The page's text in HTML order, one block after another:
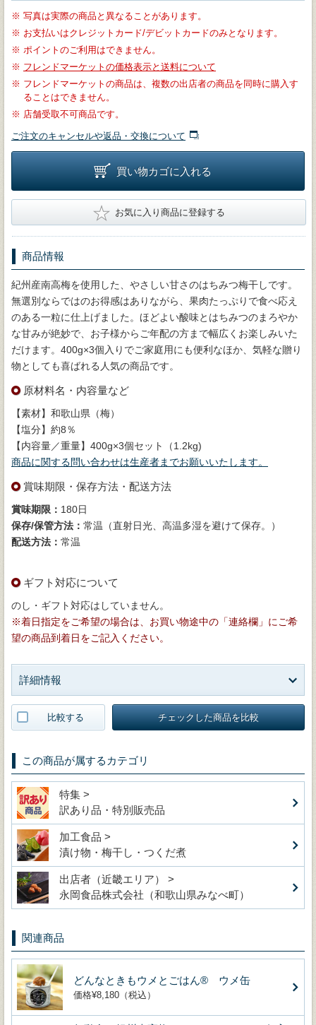
※ 写真は実際の商品と異なることがあります。
※ お支払いはクレジットカード/デビットカードのみとなります。
※ ポイントのご利用はできません。
※ フレンドマーケットの価格表示と送料について
※ フレンドマーケットの商品は、複数の出店者の商品を同時に購入す
ることはできません。
※ 店舗受取不可商品です。
ご注文のキャンセルや返品・交換について
買い物カゴに入れる
★ お気に入り商品に登録する
商品情報
紀州産南高梅を使用した、やさしい甘さのはちみつ梅干しです。
無選別ならではのお得感はありながら、果肉たっぷりで食べ応え
のある一粒に仕上げました。ほどよい酸味とはちみつのまろやか
な甘みが絶妙で、お子様からご年配の方まで幅広くお楽しみいた
だけます。400g×3個入りでご家庭用にも便利なほか、気軽な贈り
物としても喜ばれる人気の商品です。
原材料名・内容量など
【素材】和歌山県（梅）
【塩分】約8％
【内容量／重量】400g×3個セット（1.2kg)
商品に関する問い合わせは生産者までお願いいたします。
賞味期限・保存方法・配送方法
賞味期限： 180日
保存/保管方法： 常温（直射日光、高温多湿を避けて保存。）
配送方法： 常温
ギフト対応について
のし・ギフト対応はしていません。
※着日指定をご希望の場合は、お買い物途中の「連絡欄」にご希
望の商品到着日をご記入ください。
詳細情報
比較する チェックした商品を比較
この商品が属するカテゴリ
特集 >
訳あり品・特別販売品
加工食品 >
漬け物・梅干し・つくだ煮
出店者（近畿エリア） >
永岡食品株式会社（和歌山県みなべ町）
関連商品
どんなときもウメとごはん®︎ ウメ缶
価格¥8,180（税込）